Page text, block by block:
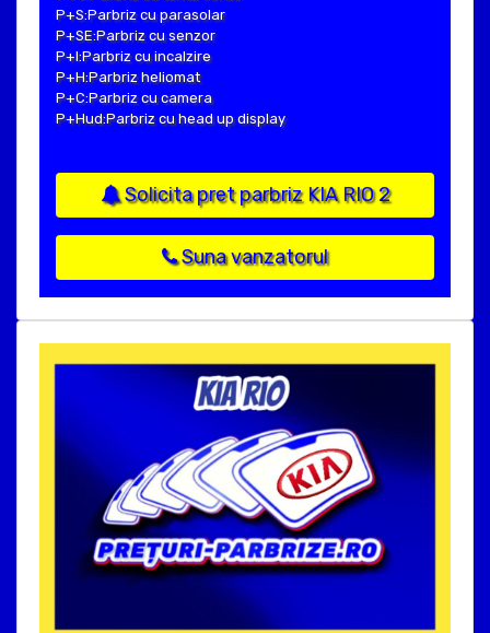
P+S:Parbriz cu parasolar
P+SE:Parbriz cu senzor
P+I:Parbriz cu incalzire
P+H:Parbriz heliomat
P+C:Parbriz cu camera
P+Hud:Parbriz cu head up display
Solicita pret parbriz KIA RIO 2
Suna vanzatorul